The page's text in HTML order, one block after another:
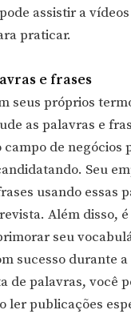
assistir a
praticar.
e frases
seus próprios
as palavras e
de negócios
Seu
usando essas
Além disso,
seu
sucesso durante
de palavras, você
ler publicações